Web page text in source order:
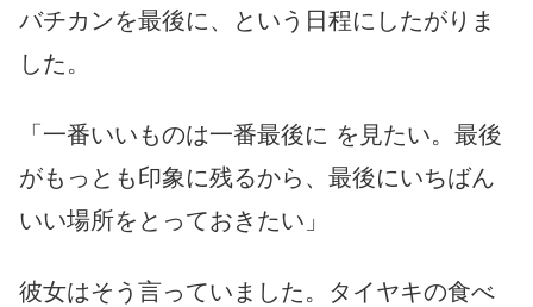
バチカンを最後に、という日程にしたがりま
した。
「一番いいものは一番最後に を見たい。最後
がもっとも印象に残るから、最後にいちばん
いい場所をとっておきたい」
彼女はそう言っていました。タイヤキの食べ